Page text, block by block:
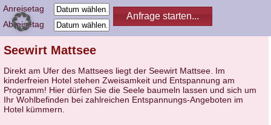
Anreisetag
Abreisetag
Seewirt Mattsee
Direkt am Ufer des Mattsees liegt der Seewirt Mattsee. Im
kinderfreien Hotel stehen Zweisamkeit und Entspannung am
Programm! Hier dürfen Sie die Seele baumeln lassen und sich um
Ihr Wohlbefinden bei zahlreichen Entspannungs-Angeboten im
Hotel kümmern.